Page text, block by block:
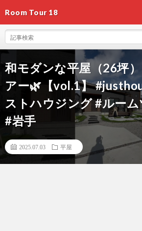
Room Tour 18
和モダンな平屋（26坪
アー🌿【vol.1】
ストハウジング #ルー
#岩手
2025.07.03 平屋